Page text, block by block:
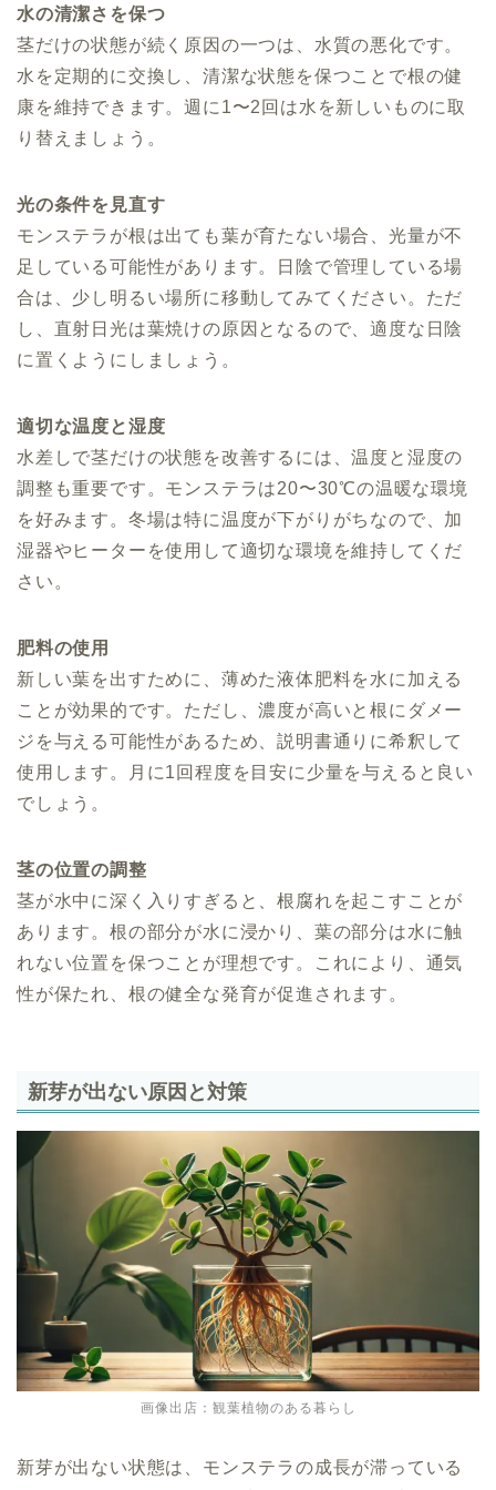
水の清潔さを保つ
茎だけの状態が続く原因の一つは、水質の悪化です。
水を定期的に交換し、清潔な状態を保つことで根の健
康を維持できます。週に1〜2回は水を新しいものに取
り替えましょう。
光の条件を見直す
モンステラが根は出ても葉が育たない場合、光量が不
足している可能性があります。日陰で管理している場
合は、少し明るい場所に移動してみてください。ただ
し、直射日光は葉焼けの原因となるので、適度な日陰
に置くようにしましょう。
適切な温度と湿度
水差しで茎だけの状態を改善するには、温度と湿度の
調整も重要です。モンステラは20〜30℃の温暖な環境
を好みます。冬場は特に温度が下がりがちなので、加
湿器やヒーターを使用して適切な環境を維持してくだ
さい。
肥料の使用
新しい葉を出すために、薄めた液体肥料を水に加える
ことが効果的です。ただし、濃度が高いと根にダメー
ジを与える可能性があるため、説明書通りに希釈して
使用します。月に1回程度を目安に少量を与えると良い
でしょう。
茎の位置の調整
茎が水中に深く入りすぎると、根腐れを起こすことが
あります。根の部分が水に浸かり、葉の部分は水に触
れない位置を保つことが理想です。これにより、通気
性が保たれ、根の健全な発育が促進されます。
新芽が出ない原因と対策
画像出店：観葉植物のある暮らし
新芽が出ない状態は、モンステラの成長が滞っている